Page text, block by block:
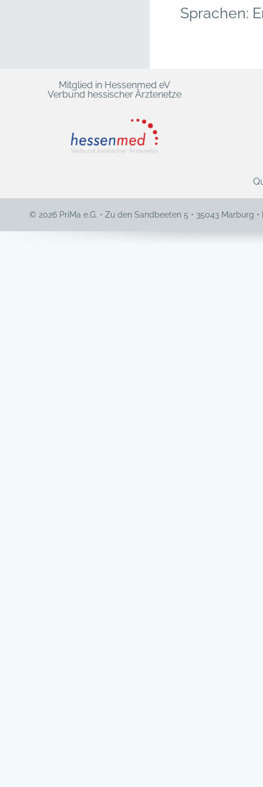
Sprachen:
Mitglied in Hessenmed eV
Verbund hessischer Ärztenetze
© 2026 PriMa e.G. • Zu den Sandbeeten 5 • 35043 Marburg •